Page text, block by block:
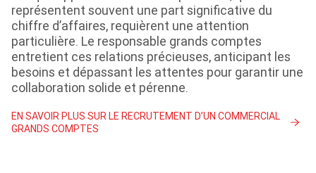
représentent souvent une part significative du
chiffre d’affaires, requièrent une attention
particulière. Le responsable grands comptes
entretient ces relations précieuses, anticipant les
besoins et dépassant les attentes pour garantir une
collaboration solide et pérenne.
EN SAVOIR PLUS SUR LE RECRUTEMENT D’UN COMMERCIAL
GRANDS COMPTES